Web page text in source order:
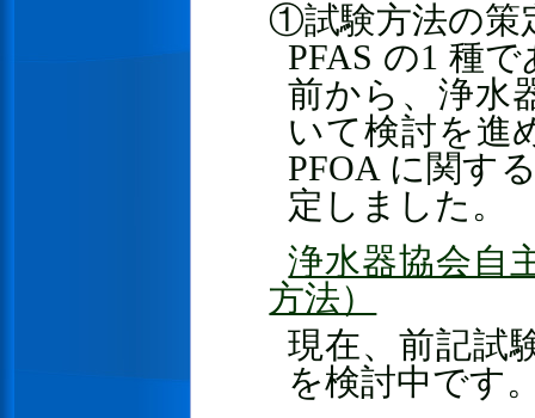
①試験方法の策
PFAS の1 種
前から、浄水
いて検討を進
PFOA に関す
定しました。
浄水器協会自
方法）
現在、前記試
を検討中です